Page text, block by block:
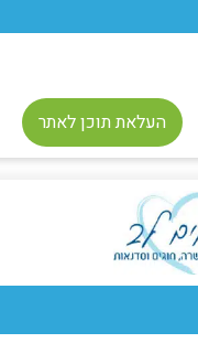
העלאת תוכן לאתר